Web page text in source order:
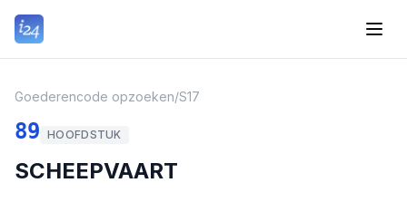
Goederencode opzoeken/S17
89 HOOFDSTUK
SCHEEPVAART